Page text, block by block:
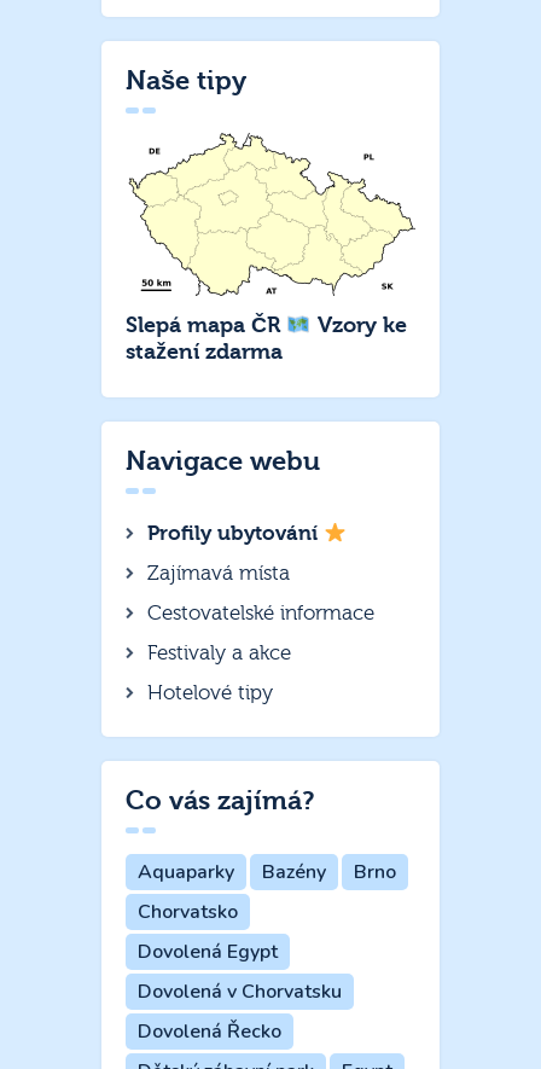
Naše tipy
Slepá mapa ČR
Vzory ke
stažení zdarma
Navigace webu
Profily ubytování
Zajímavá místa
Cestovatelské informace
Festivaly a akce
Hotelové tipy
Co vás zajímá?
Aquaparky Bazény
Brno
Chorvatsko
Dovolená Egypt
Dovolená v Chorvatsku
Dovolená Řecko